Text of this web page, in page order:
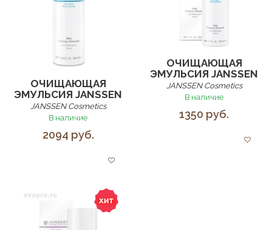
ОЧИЩАЮЩАЯ
ЭМУЛЬСИЯ JANSSEN
JANSSEN Cosmetics
В наличие
2094 руб.
ОЧИЩАЮЩАЯ
ЭМУЛЬСИЯ JANSSEN
JANSSEN Cosmetics
В наличие
1350 руб.